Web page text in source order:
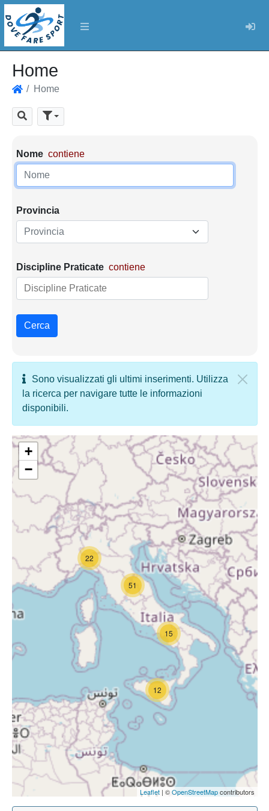
Home
Home
CercaParametri di ricerca
Nome contiene
Provincia
Provincia
Discipline Praticate contiene
Cerca
Sono visualizzati gli ultimi inserimenti. Utilizza
la ricerca per navigare tutte le informazioni
disponibili.
15
12
22
51
+
−
Leaflet| ©OpenStreetMapcontributors